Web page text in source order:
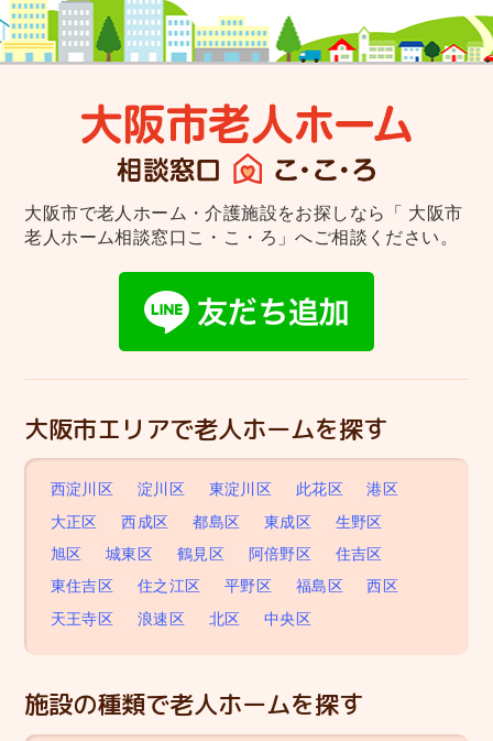
大阪市で老人ホーム・介護施設をお探しなら
「 大阪市
老人ホーム相談窓口こ・こ・ろ」へご相談ください。
大阪市エリアで老人ホームを探す
西淀川区 淀川区 東淀川区 此花区
港区
大正区
西成区 都島区 東成区
生野区
旭区
城東区 鶴見区 阿倍野区
住吉区
東住吉区
住之江区 平野区 福島区
西区
天王寺区
浪速区 北区 中央区
施設の種類で老人ホームを探す